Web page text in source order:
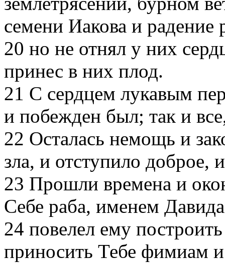
семени Иакова и радение
20 но не отнял у них
принес в них плод.
21 С сердцем лукавым
и побежден был; так и
22 Осталась немощь и
зла, и отступило доброе,
23 Прошли времена и
Себе раба, именем
24 повелел ему
приносить Тебе фимиам